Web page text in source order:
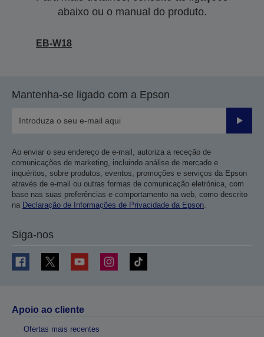
abaixo ou o manual do produto.
EB-W18
Mantenha-se ligado com a Epson
Enviar
Ao enviar o seu endereço de e-mail, autoriza a receção de
comunicações de marketing, incluindo análise de mercado e
inquéritos, sobre produtos, eventos, promoções e serviços da Epson
através de e-mail ou outras formas de comunicação eletrónica, com
base nas suas preferências e comportamento na web, como descrito
na Declaração de Informações de Privacidade da Epson.
Siga-nos
Apoio ao cliente
Ofertas mais recentes